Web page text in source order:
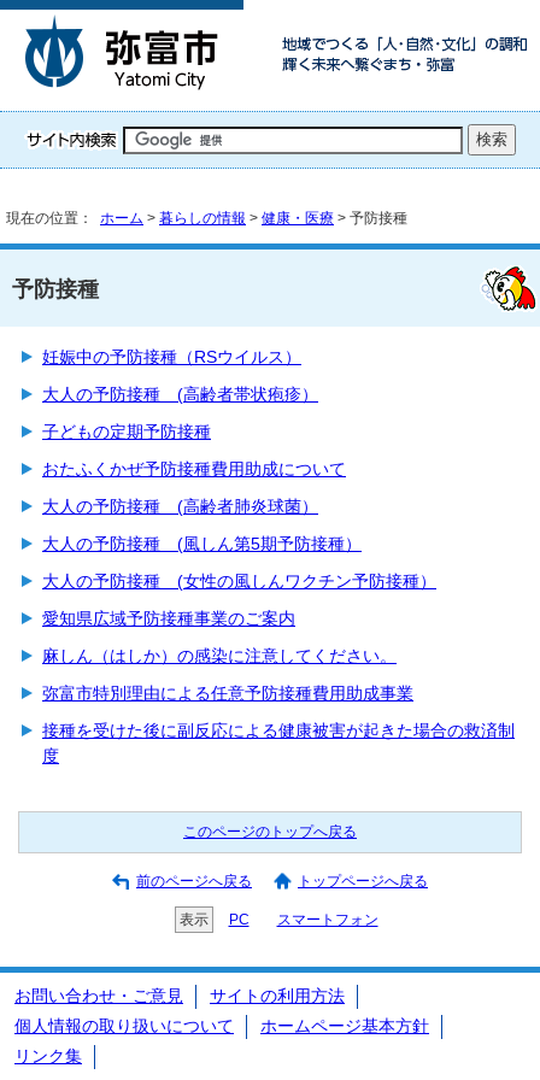
現在の位置： ホーム > 暮らしの情報 > 健康・医療 > 予防接種
予防接種
妊娠中の予防接種（RSウイルス）
大人の予防接種 (高齢者帯状疱疹）
子どもの定期予防接種
おたふくかぜ予防接種費用助成について
大人の予防接種 (高齢者肺炎球菌）
大人の予防接種 (風しん第5期予防接種）
大人の予防接種 (女性の風しんワクチン予防接種）
愛知県広域予防接種事業のご案内
麻しん（はしか）の感染に注意してください。
弥富市特別理由による任意予防接種費用助成事業
接種を受けた後に副反応による健康被害が起きた場合の救済制
度
このページのトップへ戻る
前のページへ戻る トップページへ戻る
表示 PC スマートフォン
お問い合わせ・ご意見
サイトの利用方法
個人情報の取り扱いについて
ホームページ基本方針
リンク集